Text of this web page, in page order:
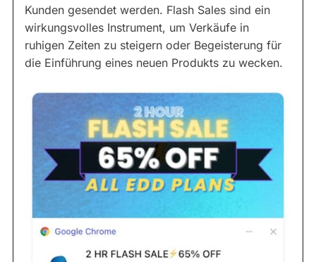
Kunden gesendet werden. Flash Sales sind ein
wirkungsvolles Instrument, um Verkäufe in
ruhigen Zeiten zu steigern oder Begeisterung für
die Einführung eines neuen Produkts zu wecken.